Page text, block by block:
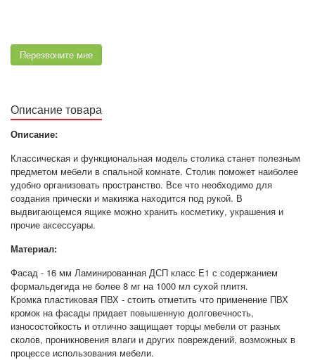
Перезвоните мне
Описание товара
Описание:
Классическая и функциональная модель столика станет полезным
предметом мебели в спальной комнате. Столик поможет наиболее
удобно организовать пространство. Все что необходимо для
создания прически и макияжа находится под рукой. В
выдвигающемся ящике можно хранить косметику, украшения и
прочие аксессуары.
Материал:
Фасад - 16 мм Ламинированная ДСП класс E1 с содержанием
формальдегида не более 8 мг на 1000 мл сухой плитя.
Кромка пластиковая ПВХ - стоить отметить что применение ПВХ
кромок на фасады придает повышенную долговечность,
износостойкость и отлично защищает торцы мебели от разных
сколов, проникновения влаги и других повреждений, возможных в
процессе использования мебели.